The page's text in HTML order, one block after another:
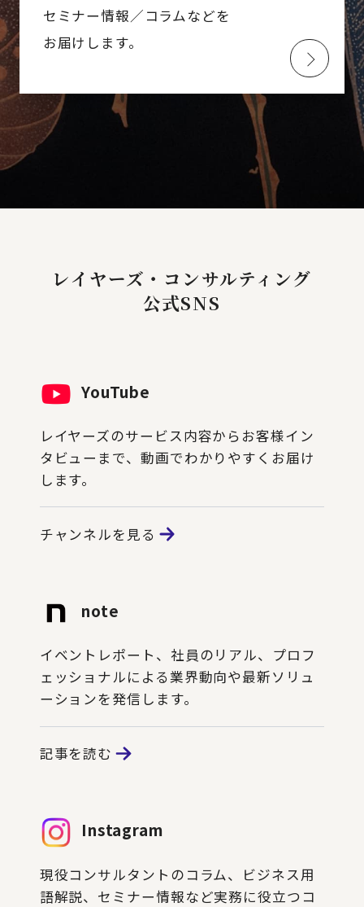
セミナー情報／コラムなどを
お届けします。
レイヤーズ・コンサルティング
公式SNS
YouTube
レイヤーズのサービス内容からお客様イン
タビューまで、動画でわかりやすくお届け
します。
チャンネルを見る
note
イベントレポート、社員のリアル、プロフ
ェッショナルによる業界動向や最新ソリュ
ーションを発信します。
記事を読む
Instagram
現役コンサルタントのコラム、ビジネス用
語解説、セミナー情報など実務に役立つコ